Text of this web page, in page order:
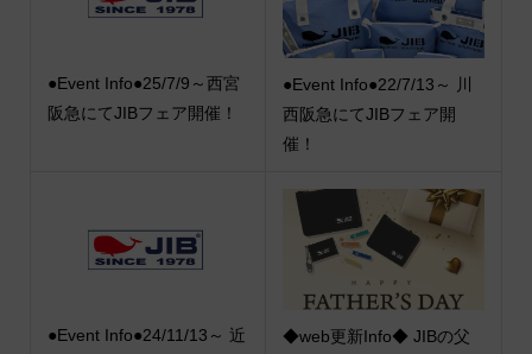
●Event Info●25/7/9～西宮
阪急にてJIBフェア開催！
●Event Info●22/7/13～ 川
西阪急にてJIBフェア開
催！
●Event Info●24/11/13～ 近
◆web更新Info◆ JIBの父